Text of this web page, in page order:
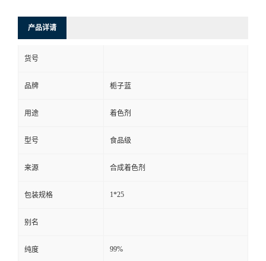
产品详请
货号
品牌 栀子蓝
用途 着色剂
型号 食品级
来源 合成着色剂
包装规格 1*25
别名
纯度 99%